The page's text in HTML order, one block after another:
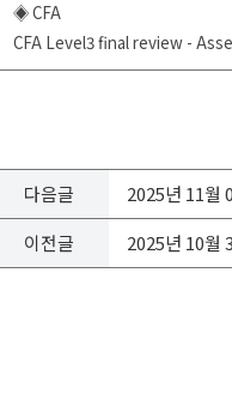
◈ CFA
CFA Level3 final review -
다음글
2025년 11월
이전글
2025년 10월